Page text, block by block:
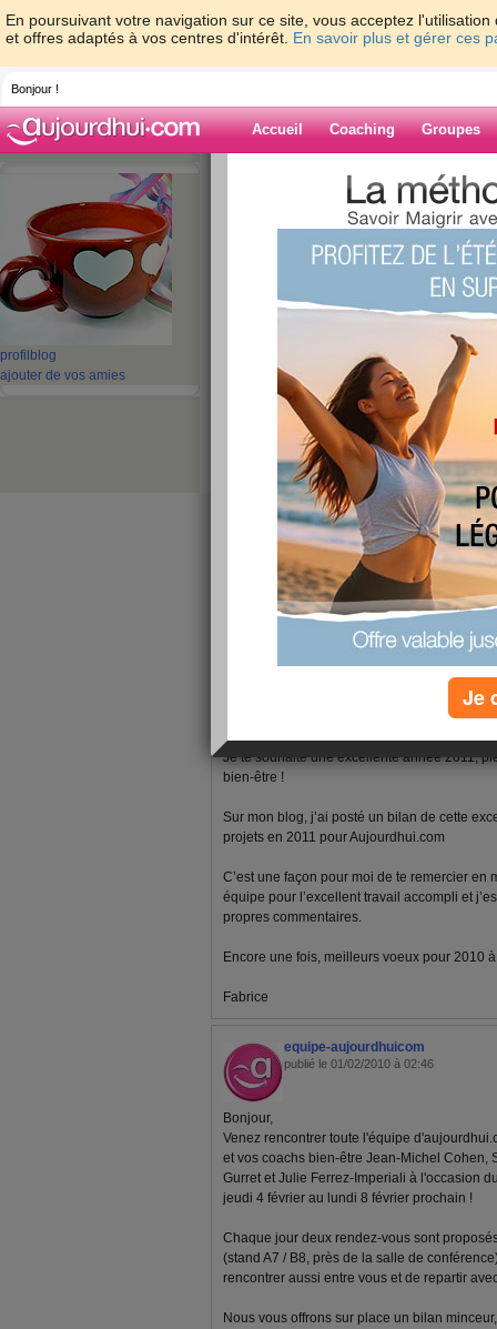
En poursuivant votre navigation sur ce site, vous acceptez
et offres adaptés à vos centres d'intérêt. En savoir plus et gérer ces
Bonjour !
Accueil Coaching Groupes
profil blog
ajouter de vos amies
> > Je
Blog de zindi50
Je m’appelle...
Je m’appelle...ZAZA JE SUIS ENCEINTTE
COMMENT UN ACCOUCHEMENT SE
1 - 5 de 5 « ‹ Préc. 1 Suiv. › »
fabrice-boutain
Je te souhaite une excellente année 2011,
bien-être !
Sur mon blog, j’ai posté un bilan de cette
projets en 2011 pour Aujourdhui.com
C’est une façon pour moi de te remercier en
équipe pour l’excellent travail accompli et
propres commentaires.
Encore une fois, meilleurs voeux pour 2010
Fabrice
equipe-aujourdhuicom
publié le 01/02/2010 à 02:46
Bonjour,
Venez rencontrer toute l'équipe
et vos coachs bien-être Jean-Michel Cohen,
Gurret et Julie Ferrez-Imperiali à l'occasion
jeudi 4 février au lundi 8 février prochain !
Chaque jour deux rendez-vous sont
(stand A7 / B8, près de la salle de
rencontrer aussi entre vous et de repartir
Nous vous offrons sur place un bilan
Je